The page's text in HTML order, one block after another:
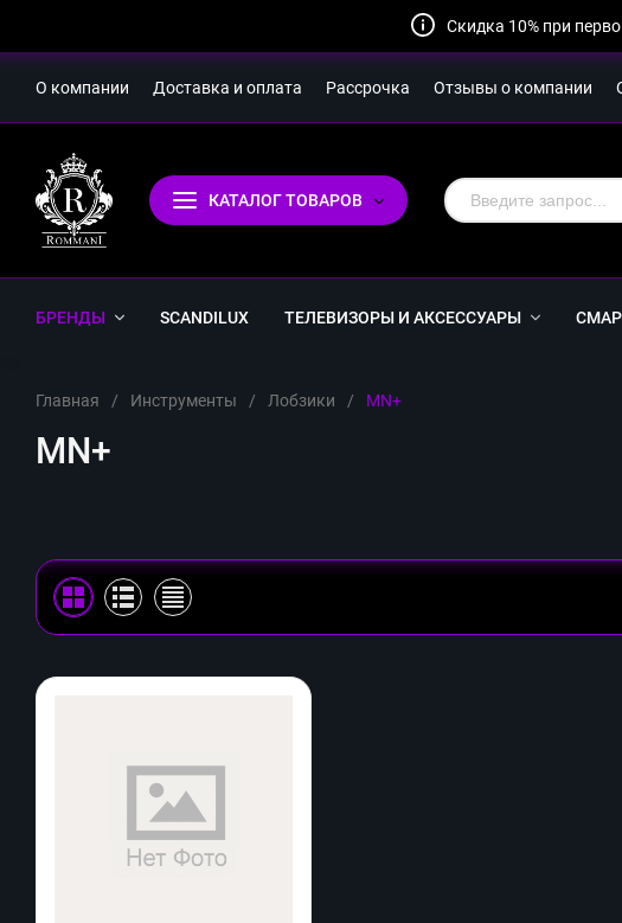
Скидка 10% при
О компании Доставка и оплата Рассрочка Отзывы о компании
КАТАЛОГ ТОВАРОВ
БРЕНДЫ SCANDILUX ТЕЛЕВИЗОРЫ И АКСЕССУАРЫ
Главная / Инструменты / Лобзики / MN+
MN+